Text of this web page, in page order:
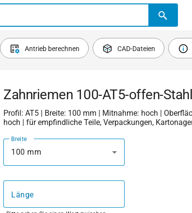
Antrieb berechnen CAD-Dateien
Zahnriemen 100-AT5-offen-
Profil: AT5 | Breite: 100 mm | Mitnahme: hoch |
hoch | für empfindliche Teile, Verpackungen,
Breite
100 mm
Länge